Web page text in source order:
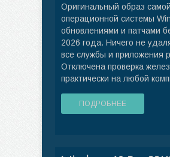
Оригинальный образ
операционной системы
обновлениями и патчами
2026 года. Ничего не
все службы и приложения
Отключена проверка
практически на любой
ПОДРОБНЕЕ